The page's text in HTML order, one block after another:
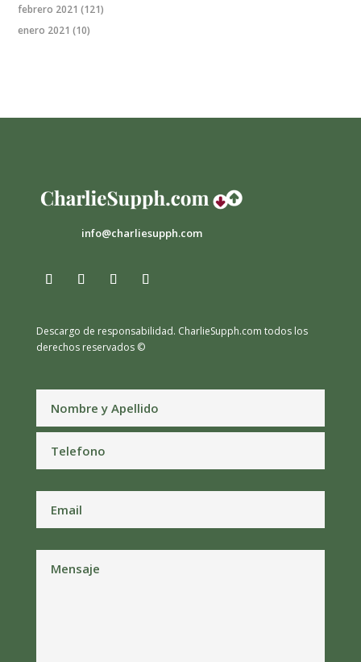
febrero 2021 (121)
enero 2021 (10)
info@charliesupph.com
Descargo de responsabilidad. CharlieSupph.com todos los
derechos reservados ©